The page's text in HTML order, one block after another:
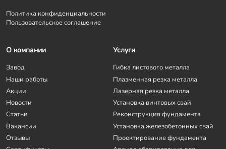
Политика конфиденциальности
Пользовательское соглашение
О компании
Завод
Наши работы
Акции
Новости
Статьи
Вакансии
Отзывы
Услуги
Гибка листового металла
Плазменная резка металла
Лазерная резка металла
Установка винтовых свай
Реконструкция фундамента
Установка железобетонных свай
Проектирование фундамента